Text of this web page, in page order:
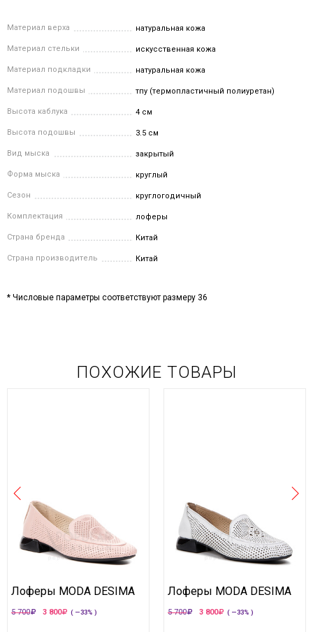
Материал верха натуральная кожа
Материал стельки искусственная кожа
Материал подкладки натуральная кожа
Материал подошвы тпу (термопластичный полиуретан)
Высота каблука 4 см
Высота подошвы 3.5 см
Вид мыска закрытый
Форма мыска круглый
Сезон круглогодичный
Комплектация лоферы
Страна бренда Китай
Страна производитель Китай
* Числовые параметры соответствуют размеру 36
ПОХОЖИЕ ТОВАРЫ
Лоферы MODA DESIMA
5 700 3 800 ( —33% )
Лоферы MODA DESIMA
5 700 3 800 ( —33% )